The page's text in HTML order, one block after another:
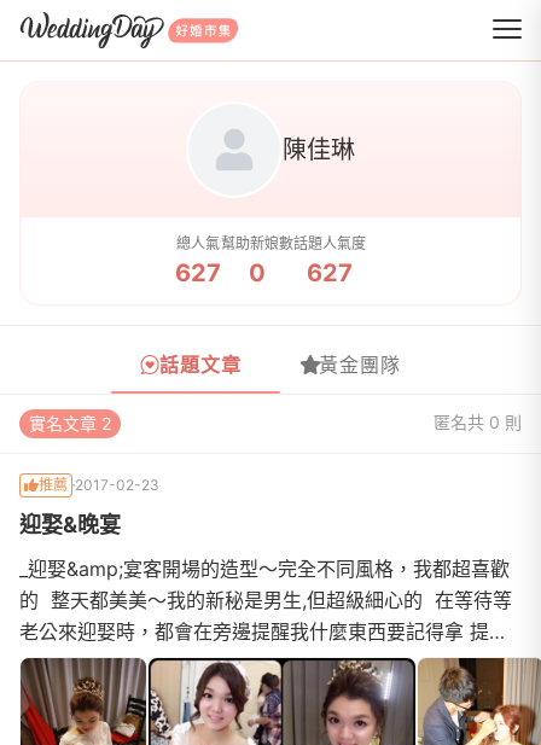
WeddingDay 好婚市集
陳佳琳
總人氣
627
幫助新娘數
0
話題人氣度
627
話題文章 黃金團隊
實名文章 2 匿名共 0 則
推薦 2017-02-23
迎娶&晚宴
_迎娶&amp;宴客開場的造型～完全不同風格，我都超喜歡
的 整天都美美～我的新秘是男生,但超級細心的 在等待等
老公來迎娶時，都會在旁邊提醒我什麼東西要記得拿 提醒
我注意哪些小細節！晚宴時 銘鴻就像保鑣一樣 一直跟在我
後面，進場時 我的長擺頭紗被人給踩掉了,幸好他一直在我
身旁 立馬上前來幫我維修，敬酒時 雖然餐廳有安